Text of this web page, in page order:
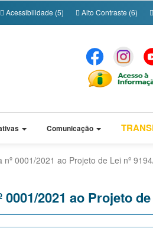
Acessibilidade (5) Alto Contraste (6)
Comunicação
nº 0001/2021 ao Projeto de Lei nº
2021 ao Projeto de